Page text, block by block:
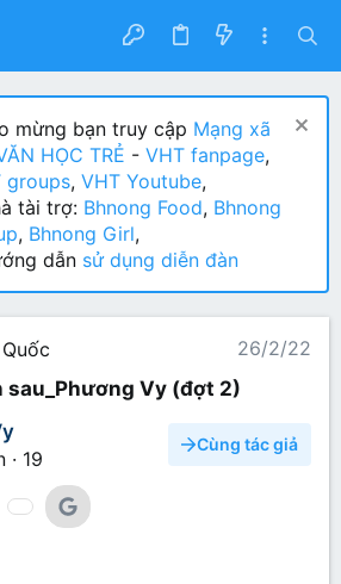
mừng bạn truy cập Mạng xã
HỌC TRẺ - VHT fanpage,
groups, VHT Youtube,
tài trợ: Bhnong Food, Bhnong
, Bhnong Girl,
dẫn sử dụng diễn đàn
26/2/22
sau_Phương Vy (đợt 2)
· 19
Cùng tác giả